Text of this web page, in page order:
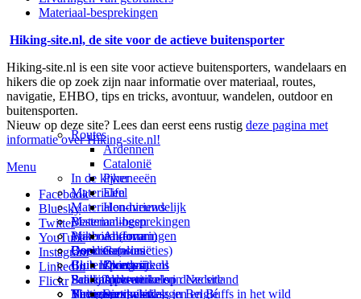
Materiaal-besprekingen
Hiking-site.nl, de site voor de actieve buitensporter
Hiking-site.nl is een site voor actieve buitensporters, wandelaars en
hikers die op zoek zijn naar informatie over materiaal, routes,
navigatie, EHBO, tips en tricks, avontuur, wandelen, outdoor en
buitensporten.
Nieuw op deze site? Lees dan eerst eens rustig deze pagina met
informatie over Hiking-site.nl!
Menu
Facebook
Bluesky
Twitter
YouTube
Instagram
LinkedIn
Flickr
Prikbord (forum)
Goodies (winacties)
Club Hiking-site.nl
Schrijfblok-artikelen
Virtuele exposities
In de kijker
Materialen
Materialen-nieuws
Materiaal-besprekingen
Materiaal-ervaringen
Boekrecensies
Buitensportwinkels
Buitensportwinkels in Nederland
Buitensportwinkels in Belgié
Navigatie
Routes
Ardennen
Catalonië
Pyreneeën
Eifel
Hondvriendelijk
Bestemmingen
Andorra
Catalonië
Zweden
Paalkamperen
Thema-artikelen
Deze site
Over mij
Adverteren op deze site
Summit-vlaggen en Buffs in het wild